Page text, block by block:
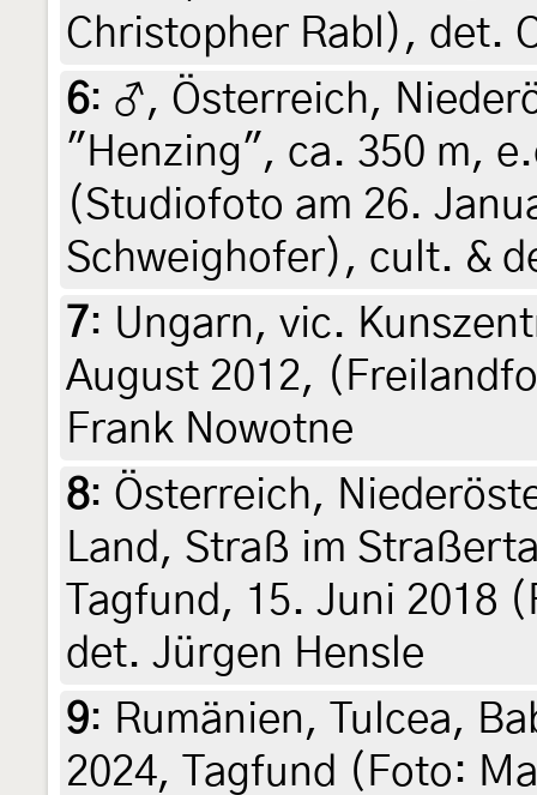
Christopher Rabl), det.
6: ♂, Österreich,
"Henzing", ca. 350 m,
(Studiofoto am 26.
Schweighofer), cult. &
7: Ungarn, vic.
August 2012,
Frank Nowotne
8: Österreich,
Land, Straß im
Tagfund, 15. Juni 2018
det. Jürgen Hensle
9: Rumänien, Tulcea,
2024, Tagfund (Foto: